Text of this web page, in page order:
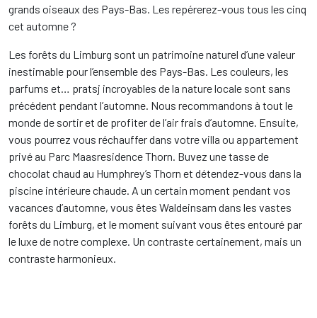
grands oiseaux des Pays-Bas. Les repérerez-vous tous les cinq
cet automne ?
Les forêts du Limburg sont un patrimoine naturel d’une valeur
inestimable pour l’ensemble des Pays-Bas. Les couleurs, les
parfums et… pratsj incroyables de la nature locale sont sans
précédent pendant l’automne. Nous recommandons à tout le
monde de sortir et de profiter de l’air frais d’automne. Ensuite,
vous pourrez vous réchauffer dans votre villa ou appartement
privé au Parc Maasresidence Thorn. Buvez une tasse de
chocolat chaud au Humphrey’s Thorn et détendez-vous dans la
piscine intérieure chaude. A un certain moment pendant vos
vacances d’automne, vous êtes Waldeinsam dans les vastes
forêts du Limburg, et le moment suivant vous êtes entouré par
le luxe de notre complexe. Un contraste certainement, mais un
contraste harmonieux.